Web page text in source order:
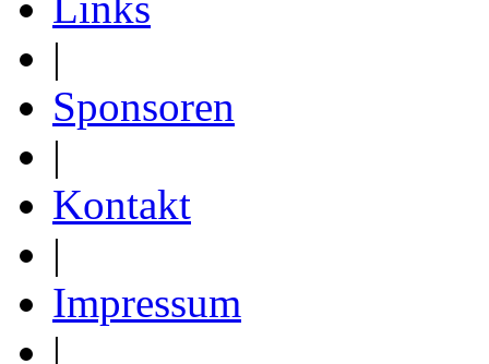
|
Sponsoren
|
Kontakt
|
Impressum
|